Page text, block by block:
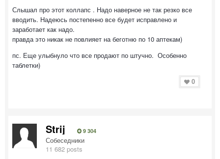
Слышал про этот коллапс . Надо наверное не так резко все
вводить. Надеюсь постепенно все будет исправлено и
заработает как надо.
правда это никак не повлияет на беготню по 10 аптекам)
пс. Еще улыбнуло что все продают по штучно. Особенно
таблетки)
0
Strij 9 304
Собеседники
11 682 posts